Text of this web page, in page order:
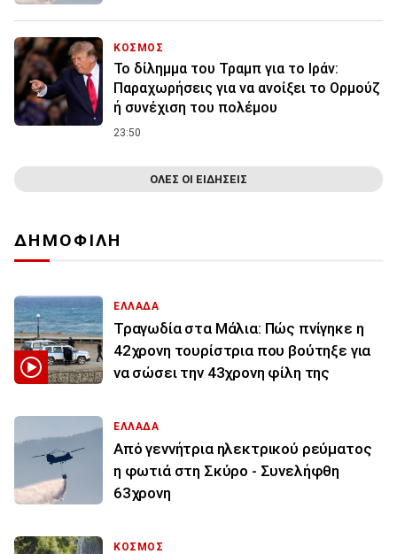
ΚΟΣΜΟΣ
Το δίλημμα του Τραμπ για το Ιράν:
Παραχωρήσεις για να ανοίξει το Ορμούζ
ή συνέχιση του πολέμου
23:50
ΟΛΕΣ ΟΙ ΕΙΔΗΣΕΙΣ
ΔΗΜΟΦΙΛΗ
ΕΛΛΑΔΑ
Τραγωδία στα Μάλια: Πώς πνίγηκε η
42χρονη τουρίστρια που βούτηξε για
να σώσει την 43χρονη φίλη της
ΕΛΛΑΔΑ
Από γεννήτρια ηλεκτρικού ρεύματος
η φωτιά στη Σκύρο - Συνελήφθη
63χρονη
ΚΟΣΜΟΣ